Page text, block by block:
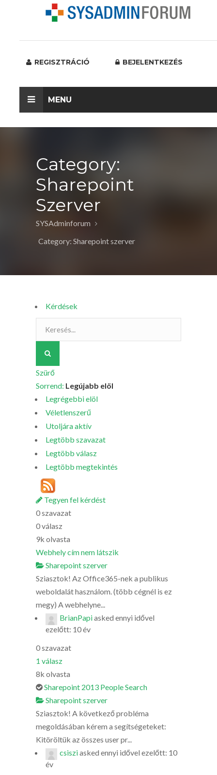
REGISZTRÁCIÓ BEJELENTKEZÉS
MENU
Category:
Sharepoint
Szerver
SYSAdminforum
Category: Sharepoint szerver
Kérdések
Szürő
Sorrend: Legújabb elöl
Legrégebbi elöl
Véletlenszerű
Utoljára aktív
Legtöbb szavazat
Legtöbb válasz
Legtöbb megtekintés
Tegyen fel kérdést
0szavazat
0válasz
9k olvasta
Webhely cím nem látszik
Sharepoint szerver
Sziasztok! Az Office365-nek a publikus
weboldalát használom. (több cégnél is ez
megy) A webhelyne...
BrianPapiasked ennyi idővel
ezelőtt: 10 év
0szavazat
1 válasz
8k olvasta
Sharepoint 2013 People Search
Sharepoint szerver
Sziasztok! A következő probléma
megoldásában kérem a segítségeteket:
Kitöröltük az összes user pr...
csisziasked ennyi idővel ezelőtt: 10
év